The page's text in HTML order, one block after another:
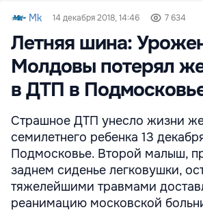
Mk 14 декабря 2018, 14:46 7 634
Летняя шина:
Молдовы потерял
в ДТП в
Страшное ДТП унесло жизни
семилетнего ребенка 13
Подмосковье. Второй малыш,
заднем сиденье легковушки,
тяжелейшими травмами
реанимацию московской